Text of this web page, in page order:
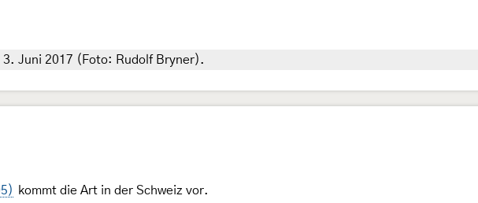
Juni 2017 (Foto: Rudolf Bryner).
kommt die Art in der Schweiz vor.